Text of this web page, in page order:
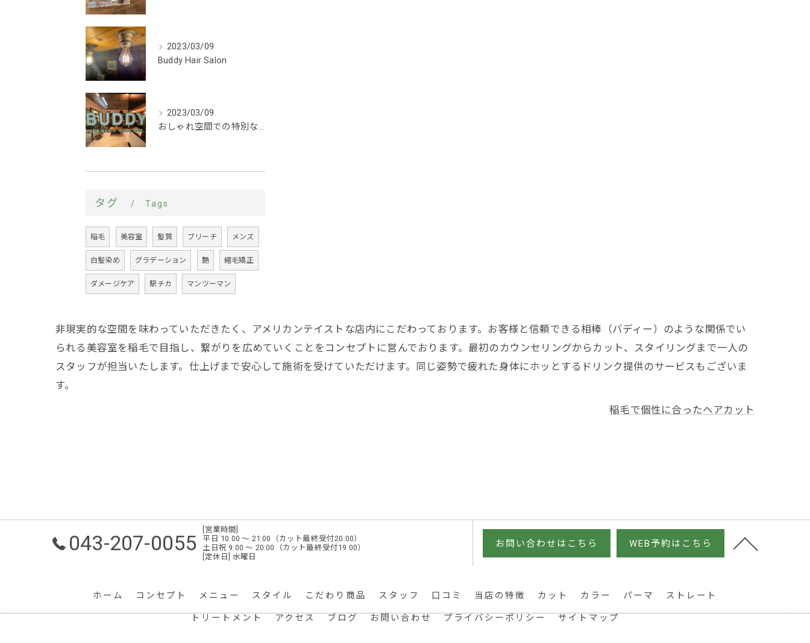
2023/03/09
Buddy Hair Salon
2023/03/09
おしゃれ空間での特別な時間を｜稲毛にある美容室
タグ Tags
稲毛 美容室 髪質 ブリーチ メンズ
白髪染め グラデーション 艶 縮毛矯正
ダメージケア 駅チカ マンツーマン
非現実的な空間を味わっていただきたく、アメリカンテイストな店内にこだわっております。お客様と信頼できる相棒（バディー）のような関係でい
られる美容室を稲毛で目指し、繋がりを広めていくことをコンセプトに営んでおります。最初のカウンセリングからカット、スタイリングまで一人の
スタッフが担当いたします。仕上げまで安心して施術を受けていただけます。同じ姿勢で疲れた身体にホッとするドリンク提供のサービスもございま
す。
稲毛で個性に合ったヘアカット
043-207-0055
[営業時間]
平日 10:00 ～ 21:00（カット最終受付20:00）
土日祝 9:00 ～ 20:00（カット最終受付19:00）
[定休日] 水曜日
お問い合わせはこちら WEB予約はこちら
ホーム コンセプト メニュー スタイル こだわり商品 スタッフ 口コミ 当店の特徴 カット カラー パーマ ストレート
トリートメント アクセス ブログ お問い合わせ プライバシーポリシー サイトマップ